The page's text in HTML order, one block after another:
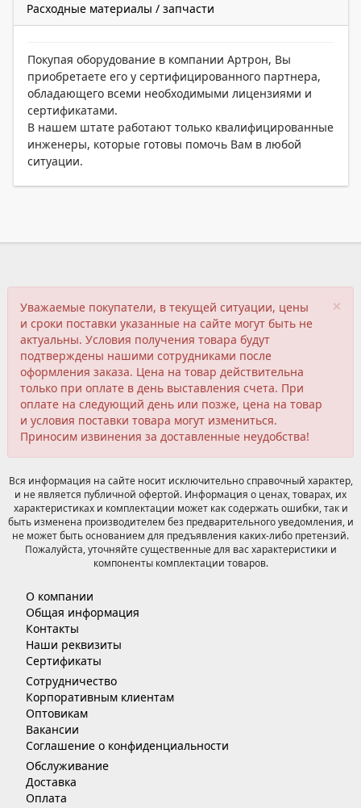
Расходные материалы / запчасти
Покупая оборудование в компании Артрон, Вы
приобретаете его у сертифицированного партнера,
обладающего всеми необходимыми лицензиями и
сертификатами.
В нашем штате работают только квалифицированные
инженеры, которые готовы помочь Вам в любой
ситуации.
×
Уважаемые покупатели, в текущей ситуации, цены
и сроки поставки указанные на сайте могут быть не
актуальны. Условия получения товара будут
подтверждены нашими сотрудниками после
оформления заказа. Цена на товар действительна
только при оплате в день выставления счета. При
оплате на следующий день или позже, цена на товар
и условия поставки товара могут измениться.
Приносим извинения за доставленные неудобства!
Вся информация на сайте носит исключительно справочный характер,
и не является публичной офертой. Информация о ценах, товарах, их
характеристиках и комплектации может как содержать ошибки, так и
быть изменена производителем без предварительного уведомления, и
не может быть основанием для предъявления каких-либо претензий.
Пожалуйста, уточняйте существенные для вас характеристики и
компоненты комплектации товаров.
О компании
Общая информация
Контакты
Наши реквизиты
Сертификаты
Сотрудничество
Корпоративным клиентам
Оптовикам
Вакансии
Соглашение о конфиденциальности
Обслуживание
Доставка
Оплата